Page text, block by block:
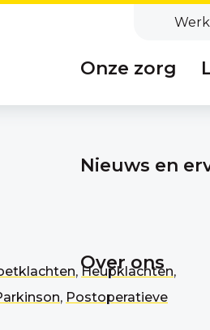
Onze zorg
Nieuws en
Over ons
, Heupklachten,
, Postoperatieve